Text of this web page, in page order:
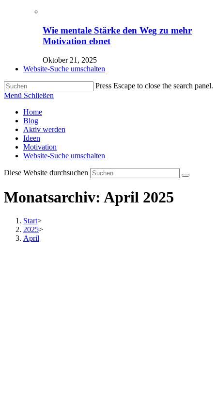
Wie mentale Stärke den Weg zu mehr
Motivation ebnet
Oktober 21, 2025
Website-Suche umschalten
Press Escape to close the search panel.
Menü Schließen
Home
Blog
Aktiv werden
Ideen
Motivation
Website-Suche umschalten
Diese Website durchsuchen
Monatsarchiv: April 2025
Start>
2025>
April